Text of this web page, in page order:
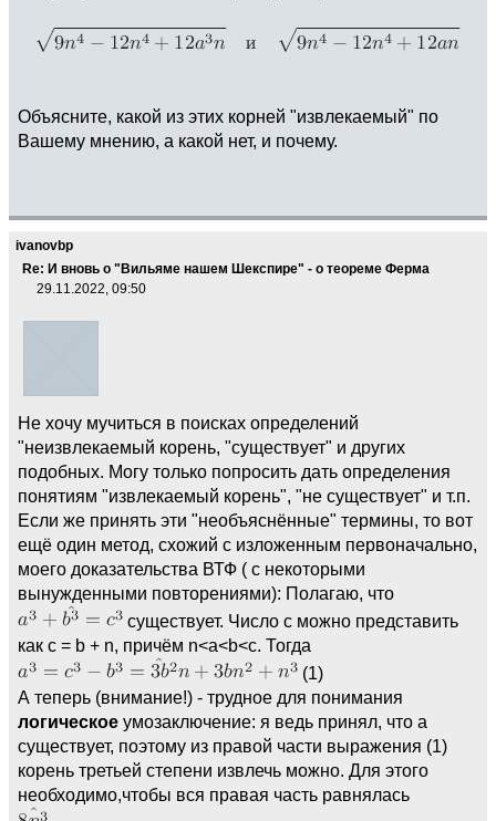
Объясните, какой из этих корней "извлекаемый" по
Вашему мнению, а какой нет, и почему.
ivanovbp
Re: И вновь о "Вильяме нашем Шекспире" - о теореме Ферма
29.11.2022, 09:50
Не хочу мучиться в поисках определений
"неизвлекаемый корень, "существует" и других
подобных. Могу только попросить дать определения
понятиям "извлекаемый корень", "не существует" и т.п.
Если же принять эти "необъяснённые" термины, то вот
ещё один метод, схожий с изложенным первоначально,
моего доказательства ВТФ ( с некоторыми
вынужденными повторениями): Полагаю, что
существует. Число с можно представить
как c = b + n, причём n<a<b<c. Тогда
(1)
А теперь (внимание!) - трудное для понимания
логическое умозаключение: я ведь принял, что а
существует, поэтому из правой части выражения (1)
корень третьей степени извлечь можно. Для этого
необходимо,чтобы вся правая часть равнялась